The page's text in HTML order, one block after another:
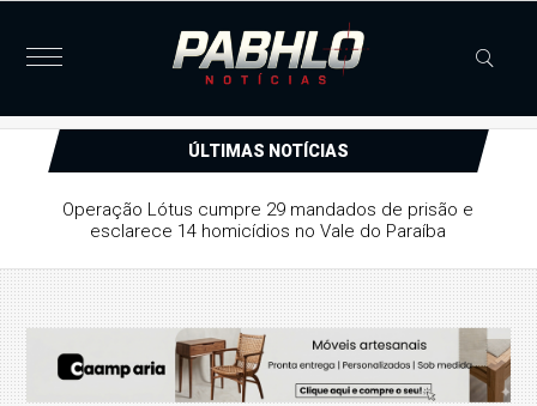
ÚLTIMAS NOTÍCIAS
provisória a suspeito de série
em Patos